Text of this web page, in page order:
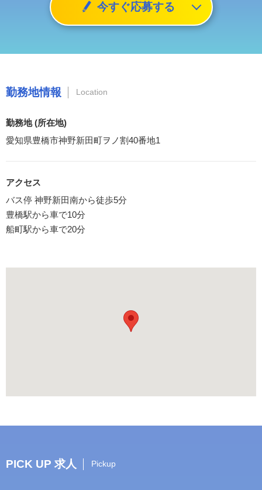
今すぐ応募する
勤務地情報 Location
勤務地 (所在地)
愛知県豊橋市神野新田町ヲノ割40番地1
アクセス
バス停 神野新田南から徒歩5分
豊橋駅から車で10分
船町駅から車で20分
PICK UP 求人 Pickup